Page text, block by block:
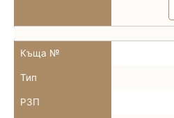
Къща №
Тип
РЗП